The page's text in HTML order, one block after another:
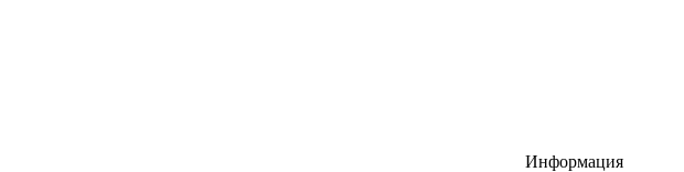
Информация